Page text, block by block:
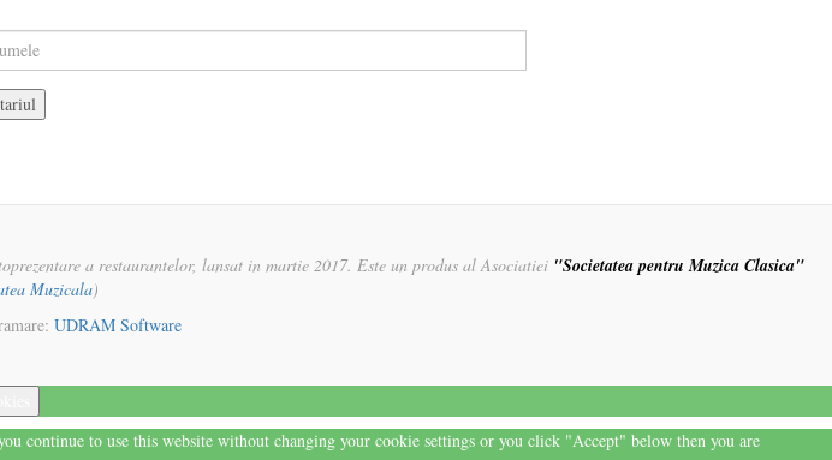
a restaurantelor, lansat in martie 2017. Este un produs al Asociatiei "Societatea pentru Muzica Clasica"
Muzicala)
UDRAM Software
continue to use this website without changing your cookie settings or you click "Accept" below then you are